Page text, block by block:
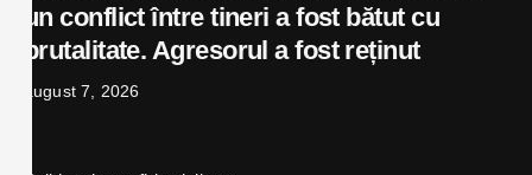
un conflict între tineri a fost bătut cu
brutalitate. Agresorul a fost reținut
august 7, 2026